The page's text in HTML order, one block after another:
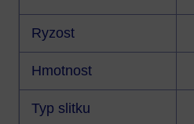
Ryzost
Hmotnost
Typ slitku